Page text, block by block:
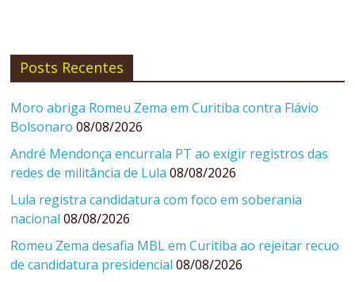
Posts Recentes
Moro abriga Romeu Zema em Curitiba contra Flávio
Bolsonaro 08/08/2026
André Mendonça encurrala PT ao exigir registros das
redes de militância de Lula 08/08/2026
Lula registra candidatura com foco em soberania
nacional 08/08/2026
Romeu Zema desafia MBL em Curitiba ao rejeitar recuo
de candidatura presidencial 08/08/2026